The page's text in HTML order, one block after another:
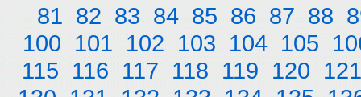
81 82 83 84 85 86 87 88
100 101 102 103 104 105
115 116 117 118 119 120 121